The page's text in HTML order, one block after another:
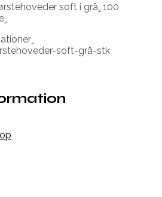
soft i grå¸ 100
soft-grå-stk